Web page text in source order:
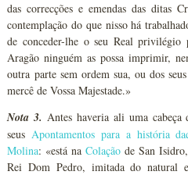
das correcções e emendas das ditas
contemplação do que nisso há
de conceder-lhe o seu Real privilégio
Aragão ninguém as possa imprimir,
outra parte sem ordem sua, ou dos
mercê de Vossa Majestade.»
Nota 3. Antes haveria ali uma
seusApontamentos para a história
Molina: «está naColação de San
Rei Dom Pedro, imitada do natural